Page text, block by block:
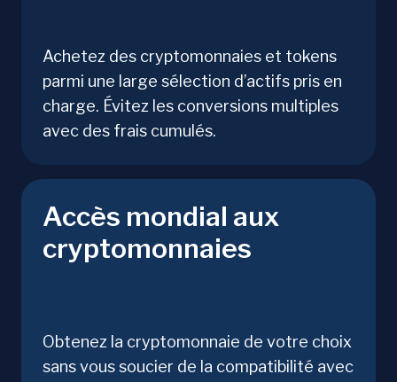
Achetez des cryptomonnaies et tokens
parmi une large sélection d’actifs pris en
charge. Évitez les conversions multiples
avec des frais cumulés.
Accès mondial aux
cryptomonnaies
Obtenez la cryptomonnaie de votre choix
sans vous soucier de la compatibilité avec